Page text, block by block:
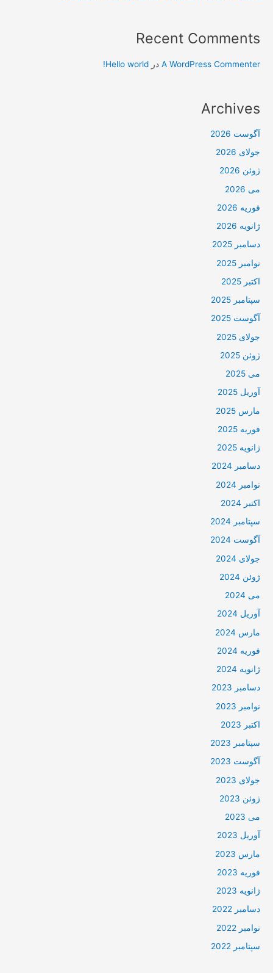
Recent Comments
A WordPress Commenter درHello world!
Archives
آگوست 2026
جولای 2026
ژوئن 2026
می 2026
فوریه 2026
ژانویه 2026
دسامبر 2025
نوامبر 2025
اکتبر 2025
سپتامبر 2025
آگوست 2025
جولای 2025
ژوئن 2025
می 2025
آوریل 2025
مارس 2025
فوریه 2025
ژانویه 2025
دسامبر 2024
نوامبر 2024
اکتبر 2024
سپتامبر 2024
آگوست 2024
جولای 2024
ژوئن 2024
می 2024
آوریل 2024
مارس 2024
فوریه 2024
ژانویه 2024
دسامبر 2023
نوامبر 2023
اکتبر 2023
سپتامبر 2023
آگوست 2023
جولای 2023
ژوئن 2023
می 2023
آوریل 2023
مارس 2023
فوریه 2023
ژانویه 2023
دسامبر 2022
نوامبر 2022
سپتامبر 2022